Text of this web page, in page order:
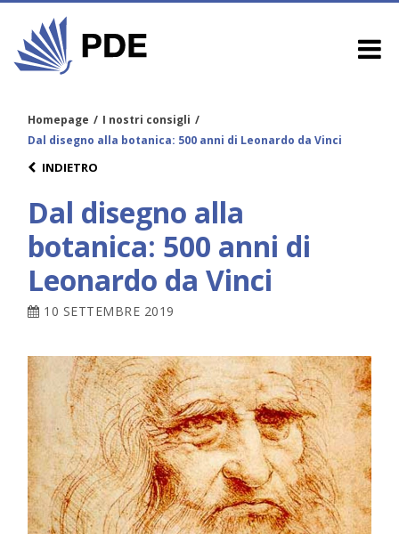
Homepage / I nostri consigli /
Dal disegno alla botanica: 500 anni di Leonardo da Vinci
INDIETRO
Dal disegno alla
botanica: 500 anni di
Leonardo da Vinci
10 SETTEMBRE 2019